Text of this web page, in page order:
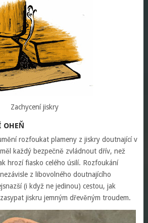
Zachycení jiskry
OHEŇ
rozfoukat plameny z jiskry doutnající v
každý bezpečně zvládnout dřív, než
hrozí fiasko celého úsilí. Rozfoukání
z libovolného doutnajícího
(i když ne jedinou) cestou, jak
jiskru jemným dřevěným troudem.